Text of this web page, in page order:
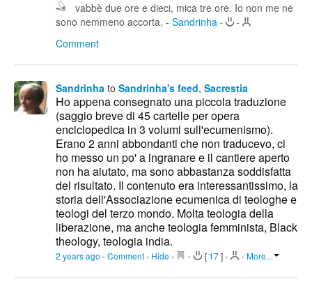
vabbè due ore e dieci, mica tre ore. Io non me ne
sono nemmeno accorta. - Sandrinha - -
Comment
Sandrinha to Sandrinha's feed, Sacrestia
Ho appena consegnato una piccola traduzione
(saggio breve di 45 cartelle per opera
enciclopedica in 3 volumi sull'ecumenismo).
Erano 2 anni abbondanti che non traducevo, ci
ho messo un po' a ingranare e il cantiere aperto
non ha aiutato, ma sono abbastanza soddisfatta
del risultato. Il contenuto era interessantissimo, la
storia dell'Associazione ecumenica di teologhe e
teologi del terzo mondo. Molta teologia della
liberazione, ma anche teologia femminista, Black
theology, teologia india.
2 years ago -Comment- Hide - - [ 17]- -More...